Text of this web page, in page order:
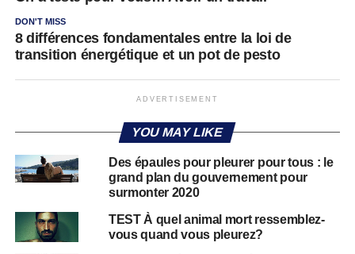
DON'T MISS
8 différences fondamentales entre la loi de
transition énergétique et un pot de pesto
ADVERTISEMENT
YOU MAY LIKE
Des épaules pour pleurer pour tous : le
grand plan du gouvernement pour
surmonter 2020
TEST À quel animal mort ressemblez-
vous quand vous pleurez?